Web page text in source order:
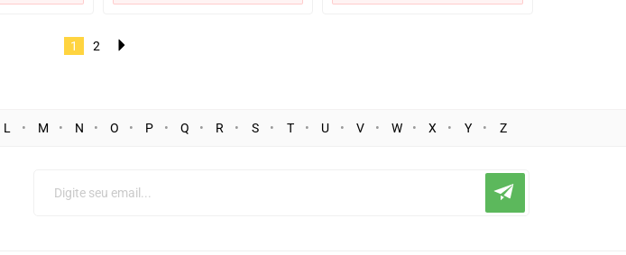
1 2
L M N O P Q R S T U V W X Y Z